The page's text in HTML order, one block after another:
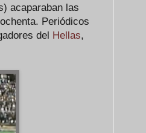
acaparaban las
Periódicos
del Hellas,